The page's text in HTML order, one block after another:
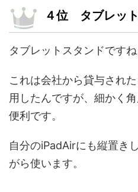
４位 タブレッ
タブレットスタンドですね
これは会社から貸与され
用したんですが、細かく
便利です。
自分のiPadAirにも縦置き
がら使います。